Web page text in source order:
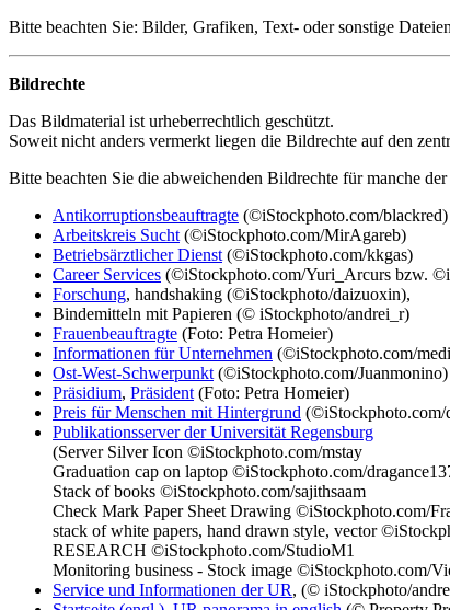
Bitte beachten Sie: Bilder, Grafiken, Text- oder sonstige
Bildrechte
Das Bildmaterial ist urheberrechtlich geschützt.
Soweit nicht anders vermerkt liegen die Bildrechte auf den
Bitte beachten Sie die abweichenden Bildrechte für manche
Antikorruptionsbeauftragte (©iStockphoto.com/blackred)
Arbeitskreis Sucht (©iStockphoto.com/MirAgareb)
Betriebsärztlicher Dienst (©iStockphoto.com/kkgas)
Career Services (©iStockphoto.com/Yuri_Arcurs bzw.
Forschung, handshaking (©iStockphoto/daizuoxin),
Bindemitteln mit Papieren (© iStockphoto/andrei_r)
Frauenbeauftragte (Foto: Petra Homeier)
Informationen für Unternehmen (©iStockphoto.com/
Ost-West-Schwerpunkt (©iStockphoto.com/Juanmonino)
Präsidium, Präsident (Foto: Petra Homeier)
Preis für Menschen mit Hintergrund (©iStockphoto.com/
Publikationsserver der Universität Regensburg
(Server Silver Icon ©iStockphoto.com/mstay
Graduation cap on laptop ©iStockphoto.com/
Stack of books ©iStockphoto.com/sajithsaam
Check Mark Paper Sheet Drawing ©iStockphoto.com/
stack of white papers, hand drawn style, vector
RESEARCH ©iStockphoto.com/StudioM1
Monitoring business - Stock image ©iStockphoto.com/
Service und Informationen der UR, (© iStockphoto/